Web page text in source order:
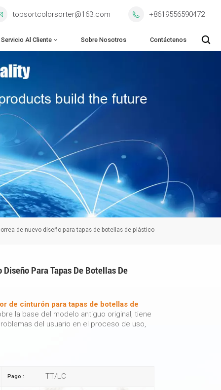
topsortcolorsorter@163.com +8619556590472
Servicio Al Cliente Sobre Nosotros Contáctenos
de nuevo diseño para tapas de botellas de plástico
Para Tapas De Botellas De
de cinturón para tapas de botellas de
la base del modelo antiguo original, tiene
del usuario en el proceso de uso,
Pago : TT/LC